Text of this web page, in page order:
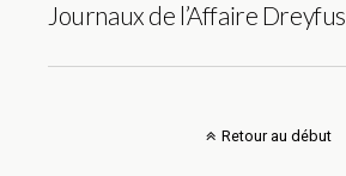
Journaux de l’Affaire Dreyfus
Retour au début